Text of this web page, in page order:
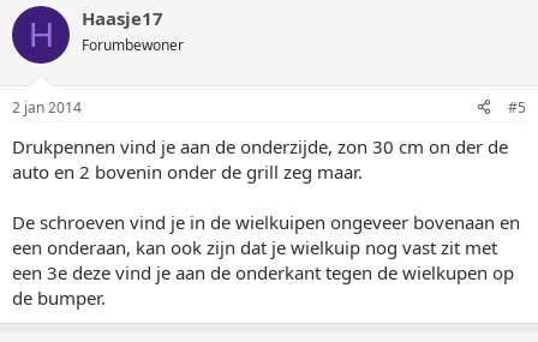
H Haasje17
Forumbewoner
2 jan 2014 #5
Drukpennen vind je aan de onderzijde, zon 30 cm on der de
auto en 2 bovenin onder de grill zeg maar.
De schroeven vind je in de wielkuipen ongeveer bovenaan en
een onderaan, kan ook zijn dat je wielkuip nog vast zit met
een 3e deze vind je aan de onderkant tegen de wielkupen op
de bumper.